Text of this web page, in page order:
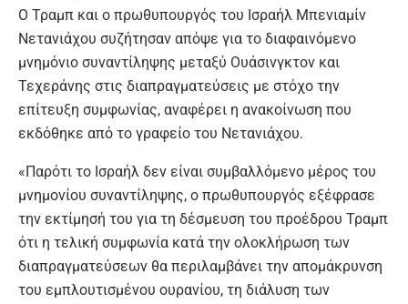
Ο Τραμπ και ο πρωθυπουργός του Ισραήλ Μπενιαμίν
Νετανιάχου συζήτησαν απόψε για το διαφαινόμενο
μνημόνιο συναντίληψης μεταξύ Ουάσινγκτον και
Τεχεράνης στις διαπραγματεύσεις με στόχο την
επίτευξη συμφωνίας, αναφέρει η ανακοίνωση που
εκδόθηκε από το γραφείο του Νετανιάχου.
«Παρότι το Ισραήλ δεν είναι συμβαλλόμενο μέρος του
μνημονίου συναντίληψης, ο πρωθυπουργός εξέφρασε
την εκτίμησή του για τη δέσμευση του προέδρου Τραμπ
ότι η τελική συμφωνία κατά την ολοκλήρωση των
διαπραγματεύσεων θα περιλαμβάνει την απομάκρυνση
του εμπλουτισμένου ουρανίου, τη διάλυση των